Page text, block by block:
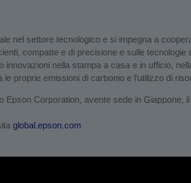
nel settore tecnologico e si impegna a
compatte e di precisione e sulle
innovazioni nella stampa a casa e in ufficio,
le proprie emissioni di carbonio e l’utilizzo di
Epson Corporation, avente sede in Giappone,
global.epson.com